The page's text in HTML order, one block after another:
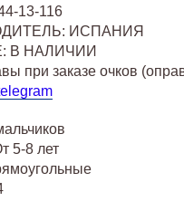
13-116
ИСПАНИЯ
В НАЛИЧИИ
при заказе очков
5-8 лет